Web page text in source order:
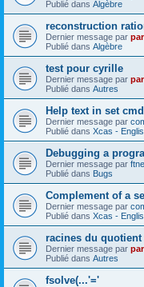
Publié dans Algèbre
reconstruction
Dernier message par
Publié dans Algèbre
test pour cyrille
Dernier message par
Publié dans Autres
Help text in set cmd
Dernier message par
Publié dans Xcas -
Debugging a
Dernier message par
Publié dans Bugs
Complement of a
Dernier message par
Publié dans Xcas -
racines du
Dernier message par
Publié dans Autres
fsolve(...'='